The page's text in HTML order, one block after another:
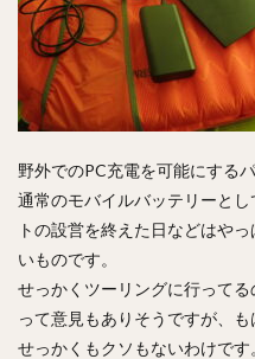
野外でのPC充電を可能にする
通常のモバイルバッテリーと
トの設営を終えた日などはや
いものです。
せっかくツーリングに行って
って意見もありそうですが、
せっかくもクソもないわけです